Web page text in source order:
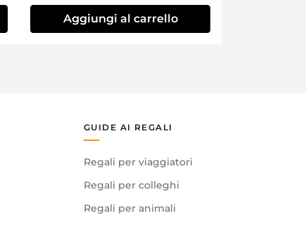
Aggiungi al carrello
GUIDE AI REGALI
Regali per viaggiatori
Regali per colleghi
Regali per animali